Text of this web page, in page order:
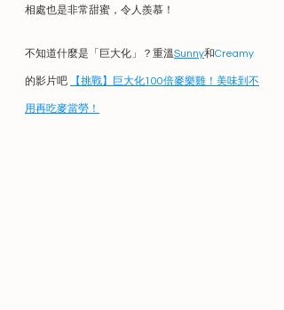
相處也是非常甜蜜，令人羨慕！
不知道什麼是「巨大化」？重溫Sunny和Creamy
的影片吧 【挑戰】巨大化100倍麥樂雞！美味到不
用再吃麥當勞！